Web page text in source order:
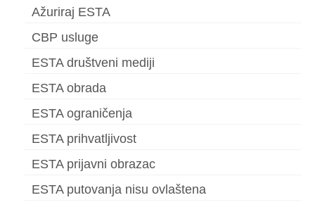
Ažuriraj ESTA
CBP usluge
ESTA društveni mediji
ESTA obrada
ESTA ograničenja
ESTA prihvatljivost
ESTA prijavni obrazac
ESTA putovanja nisu ovlaštena